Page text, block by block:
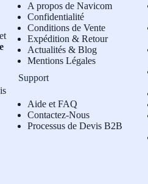
A propos de Navicom
Confidentialité
Conditions de Vente
Expédition & Retour
Actualités & Blog
Mentions Légales
Support
Aide et FAQ
Contactez-Nous
Processus de Devis B2B